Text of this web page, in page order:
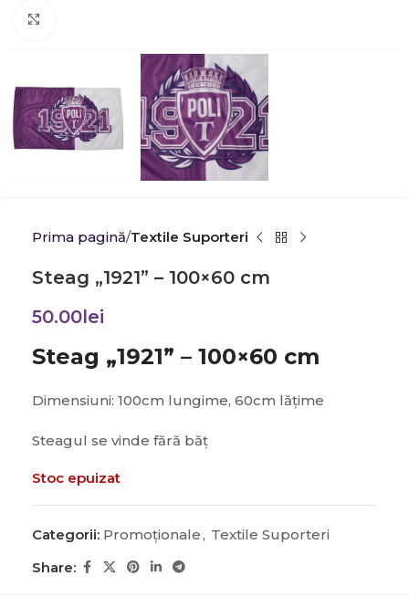
Prima pagină Textile Suporteri
Steag „1921” – 100×60 cm
50.00lei
Steag „1921” – 100×60 cm
Dimensiuni: 100cm lungime, 60cm lățime
Steagul se vinde fără băț
Stoc epuizat
Categorii: Promoţionale, Textile Suporteri
Share: